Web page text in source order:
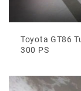
Toyota GT86
300 PS